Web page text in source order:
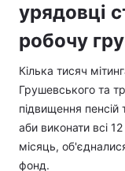
урядовці
робочу
Кілька тисяч
Грушевського та
підвищення пенсій
аби виконати всі
місяць,
фонд.